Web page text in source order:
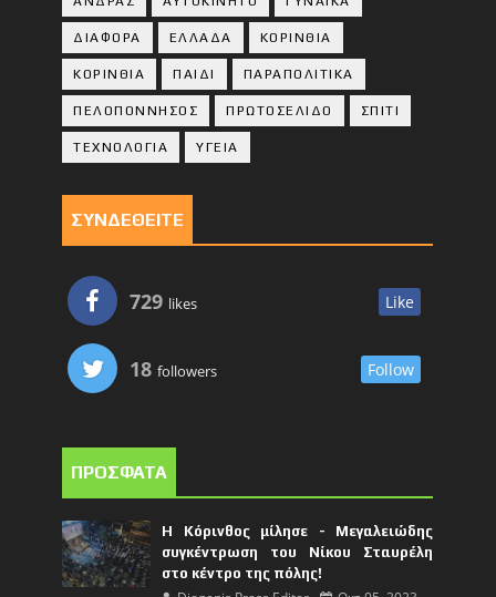
ΔΙΑΦΟΡΑ ΕΛΛΑΔΑ ΚΟΡΙΝΘΙΑ
ΚΟΡΙΝΘΙA ΠΑΙΔΙ ΠΑΡΑΠΟΛΙΤΙΚΑ
ΠΕΛΟΠΟΝΝΗΣΟΣ ΠΡΩΤΟΣΕΛΙΔΟ ΣΠΙΤΙ
ΤΕΧΝΟΛΟΓΙΑ ΥΓΕΙΑ
ΣΥΝΔΕΘΕΙΤΕ
729 likes Like
18 followers Follow
ΠΡΟΣΦΑΤΑ
Η Κόρινθος μίλησε - Μεγαλειώδης
συγκέντρωση του Νίκου Σταυρέλη
στο κέντρο της πόλης!